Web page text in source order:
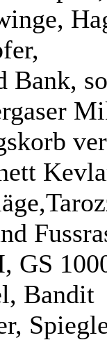
Bank,
GS
Bandit